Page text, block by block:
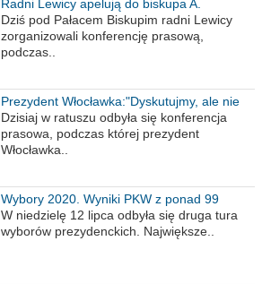
Radni Lewicy apelują do biskupa A.
Wiesława Meringa
Dziś pod Pałacem Biskupim radni Lewicy
zorganizowali konferencję prasową,
podczas..
Prezydent Włocławka:"Dyskutujmy, ale nie
obrażajmy się”
Dzisiaj w ratuszu odbyła się konferencja
prasowa, podczas której prezydent
Włocławka..
Wybory 2020. Wyniki PKW z ponad 99
procent obwodów
W niedzielę 12 lipca odbyła się druga tura
wyborów prezydenckich. Największe..